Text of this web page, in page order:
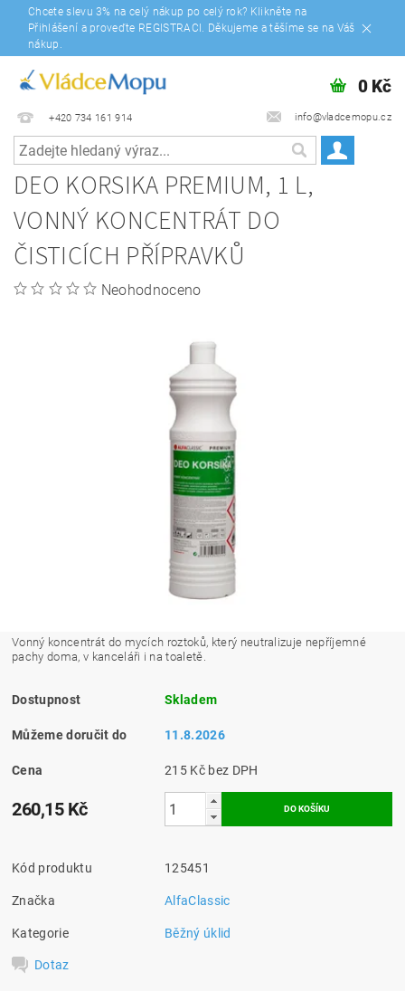
Chcete slevu 3% na celý nákup po celý rok? Klikněte na
Přihlášení a proveďte REGISTRACI. Děkujeme a těšíme se na Váš
nákup.
+420 734 161 914 info@vladcemopu.cz
0 Kč
DEO KORSIKA PREMIUM, 1 L,
VONNÝ KONCENTRÁT DO
ČISTICÍCH PŘÍPRAVKŮ
Neohodnoceno
Vonný koncentrát do mycích roztoků, který neutralizuje nepříjemné
pachy doma, v kanceláři i na toaletě.
Dostupnost Skladem
Můžeme doručit do 11.8.2026
Cena 215 Kč bez DPH
260,15 Kč
Kód produktu 125451
Značka AlfaClassic
Kategorie Běžný úklid
Dotaz